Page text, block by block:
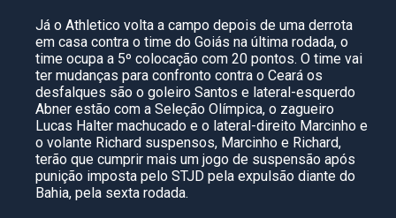
Já o Athletico volta a campo depois de uma derrota
em casa contra o time do Goiás na última rodada, o
time ocupa a 5º colocação com 20 pontos. O time vai
ter mudanças para confronto contra o Ceará os
desfalques são o goleiro Santos e lateral-esquerdo
Abner estão com a Seleção Olímpica, o zagueiro
Lucas Halter machucado e o lateral-direito Marcinho e
o volante Richard suspensos, Marcinho e Richard,
terão que cumprir mais um jogo de suspensão após
punição imposta pelo STJD pela expulsão diante do
Bahia, pela sexta rodada.